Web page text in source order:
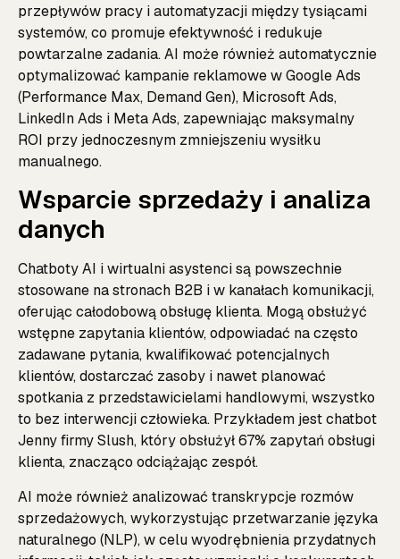
przepływów pracy i automatyzacji między tysiącami
systemów, co promuje efektywność i redukuje
powtarzalne zadania. AI może również automatycznie
optymalizować kampanie reklamowe w Google Ads
(Performance Max, Demand Gen), Microsoft Ads,
LinkedIn Ads i Meta Ads, zapewniając maksymalny
ROI przy jednoczesnym zmniejszeniu wysiłku
manualnego.
Wsparcie sprzedaży i analiza
danych
Chatboty AI i wirtualni asystenci są powszechnie
stosowane na stronach B2B i w kanałach komunikacji,
oferując całodobową obsługę klienta. Mogą obsłużyć
wstępne zapytania klientów, odpowiadać na często
zadawane pytania, kwalifikować potencjalnych
klientów, dostarczać zasoby i nawet planować
spotkania z przedstawicielami handlowymi, wszystko
to bez interwencji człowieka. Przykładem jest chatbot
Jenny firmy Slush, który obsłużył 67% zapytań obsługi
klienta, znacząco odciążając zespół.
AI może również analizować transkrypcje rozmów
sprzedażowych, wykorzystując przetwarzanie języka
naturalnego (NLP), w celu wyodrębnienia przydatnych